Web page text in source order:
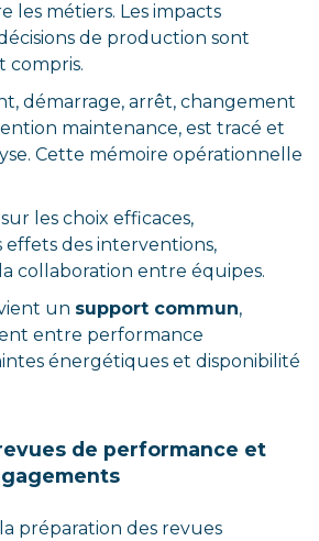
les métiers. Les impacts
de production sont
compris.
démarrage, arrêt, changement
maintenance, est tracé et
Cette mémoire opérationnelle
les choix efficaces,
effets des interventions,
collaboration entre équipes.
un support commun,
entre performance
énergétiques et disponibilité
de performance et
préparation des revues